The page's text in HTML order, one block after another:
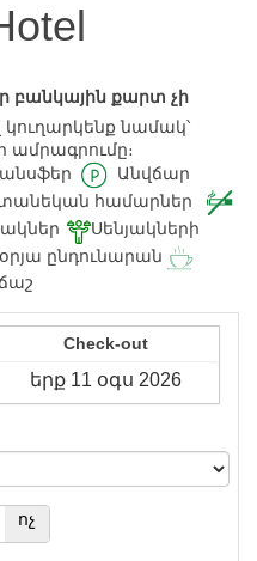
բանկային քարտ չի
կուղարկենք նամակ՝
ամրագրումը։
Անվճար
համարներ
Սենյակների
ընդունարան
Check-out
ոչ